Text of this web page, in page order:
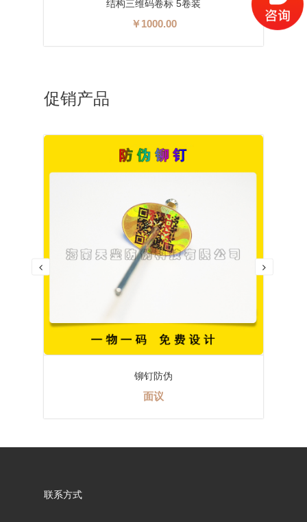
结构三维码卷标 5卷装
￥1000.00
促销产品
铆钉防伪
面议
联系方式